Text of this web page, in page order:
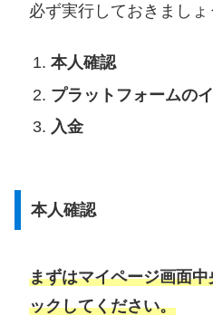
必ず実行しておきましょ
本人確認
プラットフォームの
入金
本人確認
まずはマイページ画面
ックしてください。